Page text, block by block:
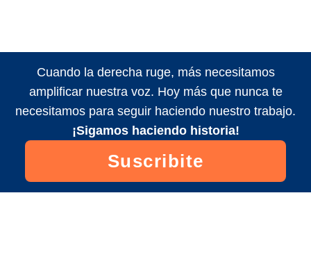
Cuando la derecha ruge, más necesitamos
amplificar nuestra voz. Hoy más que nunca te
necesitamos para seguir haciendo nuestro trabajo.
¡Sigamos haciendo historia!
Suscribite